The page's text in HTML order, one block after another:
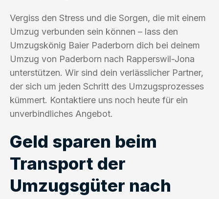
Vergiss den Stress und die Sorgen, die mit einem
Umzug verbunden sein können – lass den
Umzugskönig Baier Paderborn dich bei deinem
Umzug von Paderborn nach Rapperswil-Jona
unterstützen. Wir sind dein verlässlicher Partner,
der sich um jeden Schritt des Umzugsprozesses
kümmert. Kontaktiere uns noch heute für ein
unverbindliches Angebot.
Geld sparen beim
Transport der
Umzugsgüter nach